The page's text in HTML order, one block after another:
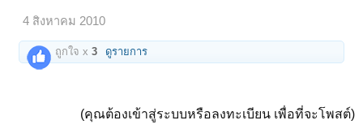
4 สิงหาคม 2010
ถูกใจ x3 ดูรายการ
(คุณต้องเข้าสู่ระบบหรือลงทะเบียน เพื่อที่จะโพสต์)